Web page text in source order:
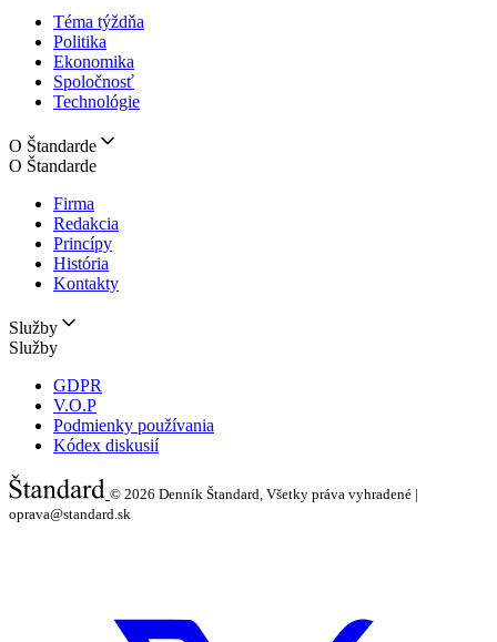
Téma týždňa
Politika
Ekonomika
Spoločnosť
Technológie
O Štandarde
O Štandarde
Firma
Redakcia
Princípy
História
Kontakty
Služby
Služby
GDPR
V.O.P
Podmienky používania
Kódex diskusií
© 2026 Denník Štandard, Všetky práva vyhradené |
oprava@standard.sk